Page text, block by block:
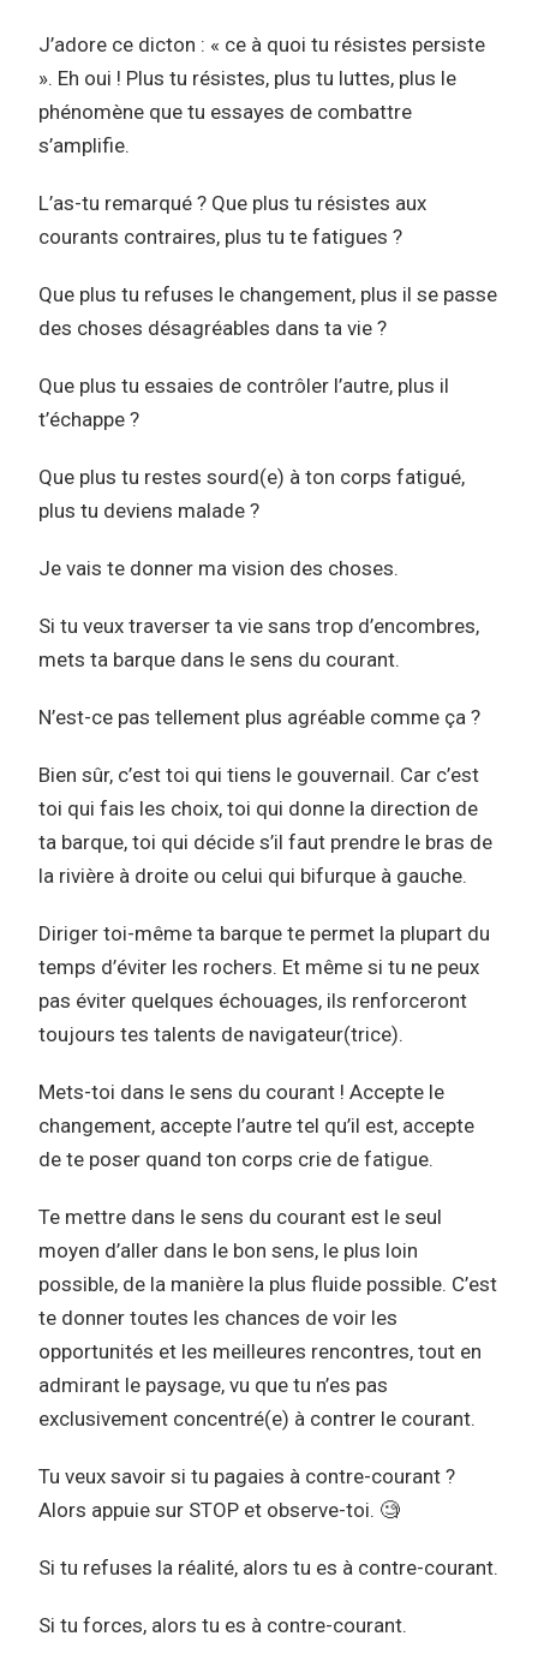
J’adore ce dicton : « ce à quoi tu résistes persiste
». Eh oui ! Plus tu résistes, plus tu luttes, plus le
phénomène que tu essayes de combattre
s’amplifie.
L’as-tu remarqué ? Que plus tu résistes aux
courants contraires, plus tu te fatigues ?
Que plus tu refuses le changement, plus il se passe
des choses désagréables dans ta vie ?
Que plus tu essaies de contrôler l’autre, plus il
t’échappe ?
Que plus tu restes sourd(e) à ton corps fatigué,
plus tu deviens malade ?
Je vais te donner ma vision des choses.
Si tu veux traverser ta vie sans trop d’encombres,
mets ta barque dans le sens du courant.
N’est-ce pas tellement plus agréable comme ça ?
Bien sûr, c’est toi qui tiens le gouvernail. Car c’est
toi qui fais les choix, toi qui donne la direction de
ta barque, toi qui décide s’il faut prendre le bras de
la rivière à droite ou celui qui bifurque à gauche.
Diriger toi-même ta barque te permet la plupart du
temps d’éviter les rochers. Et même si tu ne peux
pas éviter quelques échouages, ils renforceront
toujours tes talents de navigateur(trice).
Mets-toi dans le sens du courant ! Accepte le
changement, accepte l’autre tel qu’il est, accepte
de te poser quand ton corps crie de fatigue.
Te mettre dans le sens du courant est le seul
moyen d’aller dans le bon sens, le plus loin
possible, de la manière la plus fluide possible. C’est
te donner toutes les chances de voir les
opportunités et les meilleures rencontres, tout en
admirant le paysage, vu que tu n’es pas
exclusivement concentré(e) à contrer le courant.
Tu veux savoir si tu pagaies à contre-courant ?
Alors appuie sur STOP et observe-toi. 🧐
Si tu refuses la réalité, alors tu es à contre-courant.
Si tu forces, alors tu es à contre-courant.